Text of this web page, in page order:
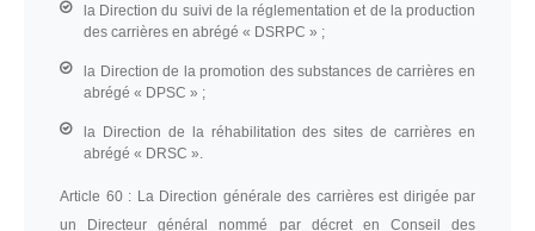
la Direction du suivi de la réglementation et de la production
des carrières en abrégé « DSRPC » ;
la Direction de la promotion des substances de carrières en
abrégé « DPSC » ;
la Direction de la réhabilitation des sites de carrières en
abrégé « DRSC ».
Article 60 : La Direction générale des carrières est dirigée par
un Directeur général nommé par décret en Conseil des